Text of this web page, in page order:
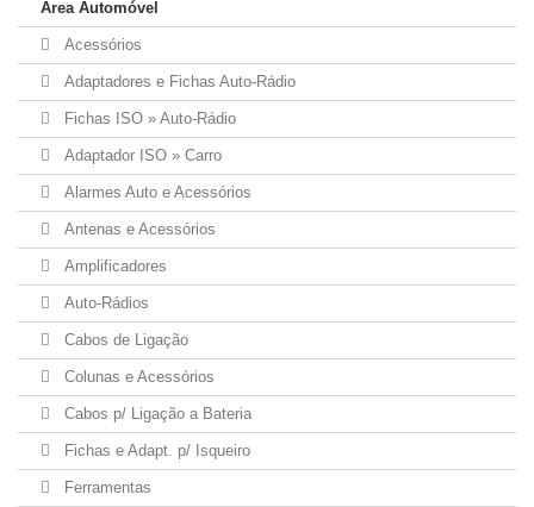
15m(1)
Área Automóvel
Acessórios
Adaptadores e Fichas Auto-Rádio
Fichas ISO » Auto-Rádio
Adaptador ISO » Carro
Alarmes Auto e Acessórios
Antenas e Acessórios
Amplificadores
Auto-Rádios
Cabos de Ligação
Colunas e Acessórios
Cabos p/ Ligação a Bateria
Fichas e Adapt. p/ Isqueiro
Ferramentas